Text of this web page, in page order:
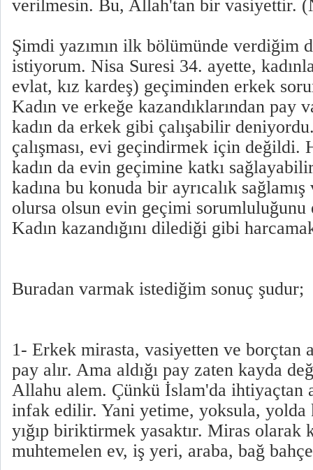
verilmesin. Bu, Allah'tan bir vasiyettir.
Şimdi yazımın ilk bölümünde verdiğim
istiyorum. Nisa Suresi 34. ayette,
evlat, kız kardeş) geçiminden erkek
Kadın ve erkeğe kazandıklarından pay
kadın da erkek gibi çalışabilir
çalışması, evi geçindirmek için değildi.
kadın da evin geçimine katkı
kadına bu konuda bir ayrıcalık
olursa olsun evin geçimi
Kadın kazandığını dilediği gibi
Buradan varmak istediğim sonuç şudur;
1- Erkek mirasta, vasiyetten ve borçtan
pay alır. Ama aldığı pay zaten kayda
Allahu alem. Çünkü İslam'da ihtiyaçtan
infak edilir. Yani yetime, yoksula, yolda
yığıp biriktirmek yasaktır. Miras olarak
muhtemelen ev, iş yeri, araba, bağ